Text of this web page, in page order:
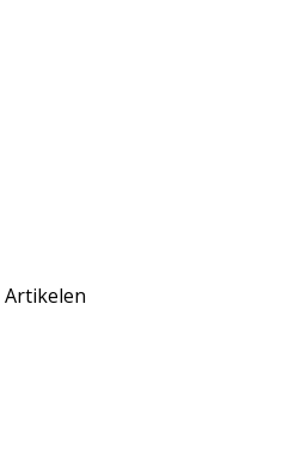
Artikelen